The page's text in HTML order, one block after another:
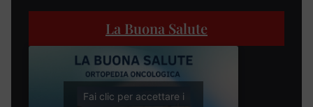
La Buona Salute
Fai clic per accettare i